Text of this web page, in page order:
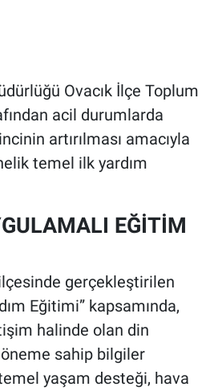
Ovacık İlçe Toplum
acil durumlarda
artırılması amacıyla
temel ilk yardım
EĞİTİM
gerçekleştirilen
Eğitimi” kapsamında,
halinde olan din
sahip bilgiler
yaşam desteği, hava